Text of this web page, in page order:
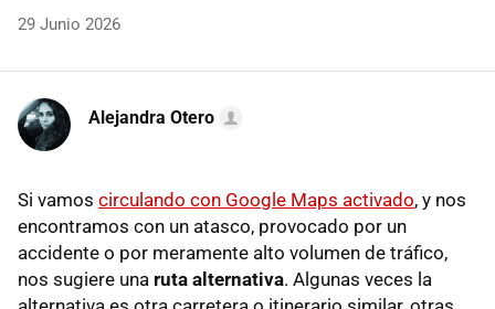
29 Junio 2026
Alejandra Otero
Si vamos circulando con Google Maps activado, y nos
encontramos con un atasco, provocado por un
accidente o por meramente alto volumen de tráfico,
nos sugiere una ruta alternativa. Algunas veces la